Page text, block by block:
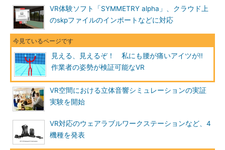
VR体験ソフト「SYMMETRY alpha」、クラウド上
のskpファイルのインポートなどに対応
見える、見えるぞ！ 私にも腰が痛いアイツが!!
作業者の姿勢が検証可能なVR
VR空間における立体音響シミュレーションの実証
実験を開始
VR対応のウェアラブルワークステーションなど、4
機種を発表